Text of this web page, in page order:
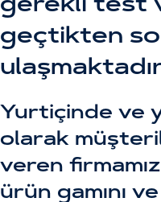
gerekli test
geçtikten
Yurtiçinde ve
olarak
veren
ürün gamını